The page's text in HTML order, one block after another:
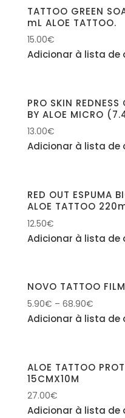
TATTOO GREEN
mL ALOE TATTOO.
15.00€
Adicionar à lista de
PRO SKIN
BY ALOE MICRO
13.00€
Adicionar à lista de
RED OUT ESPUMA
ALOE TATTOO
12.50€
Adicionar à lista de
NOVO TATTOO
5.90€ – 68.90€
Adicionar à lista de
ALOE TATTOO
15CMX10M
27.00€
Adicionar à lista de